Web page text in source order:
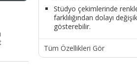
Stüdyo çekimlerinde
farklılığından dolayı
gösterebilir.
Tüm Özellikleri Gör